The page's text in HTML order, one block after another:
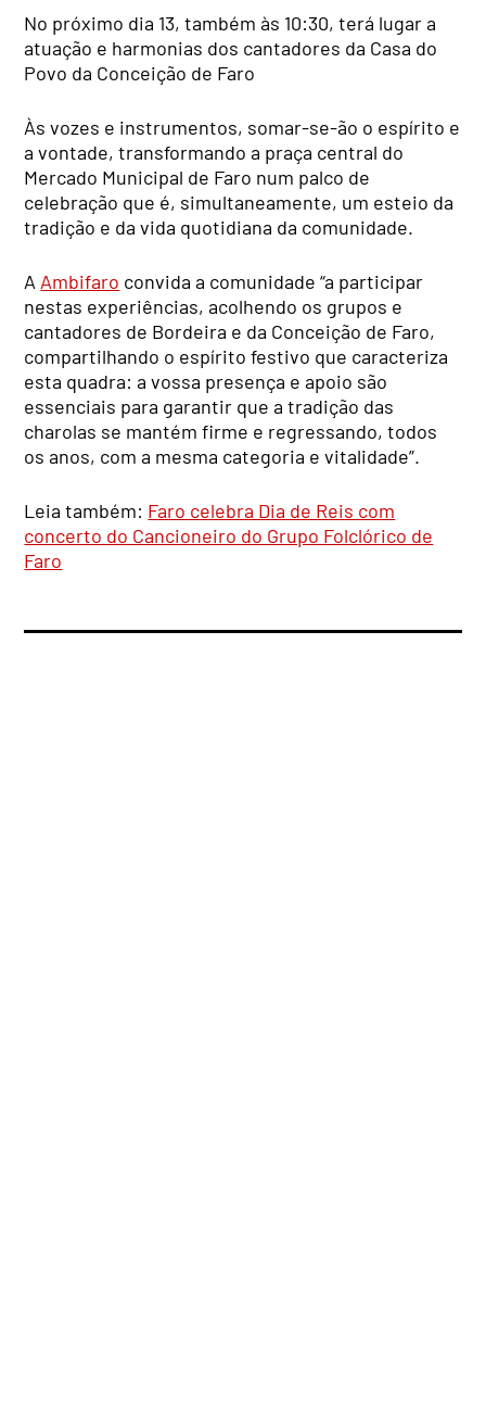
No próximo dia 13, também às 10:30, terá lugar a
atuação e harmonias dos cantadores da Casa do
Povo da Conceição de Faro
Às vozes e instrumentos, somar-se-ão o espírito e
a vontade, transformando a praça central do
Mercado Municipal de Faro num palco de
celebração que é, simultaneamente, um esteio da
tradição e da vida quotidiana da comunidade.
A Ambifaro convida a comunidade “a participar
nestas experiências, acolhendo os grupos e
cantadores de Bordeira e da Conceição de Faro,
compartilhando o espírito festivo que caracteriza
esta quadra: a vossa presença e apoio são
essenciais para garantir que a tradição das
charolas se mantém firme e regressando, todos
os anos, com a mesma categoria e vitalidade”.
Leia também: Faro celebra Dia de Reis com
concerto do Cancioneiro do Grupo Folclórico de
Faro